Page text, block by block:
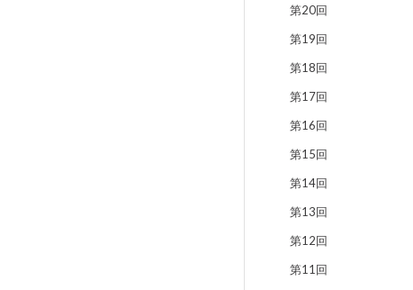
第20回
第19回
第18回
第17回
第16回
第15回
第14回
第13回
第12回
第11回